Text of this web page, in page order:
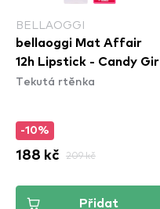
BELLAOGGI
bellaoggi Mat Affair
12h Lipstick - Candy Girl
Tekutá rtěnka
-10%
188 kč 209 kč
Přidat